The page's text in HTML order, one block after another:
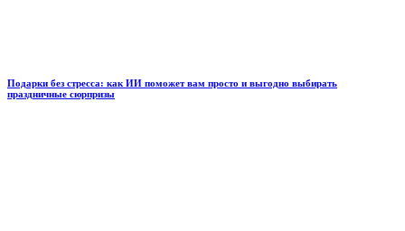
Подарки без стресса: как ИИ поможет вам просто и выгодно выбирать
праздничные сюрпризы